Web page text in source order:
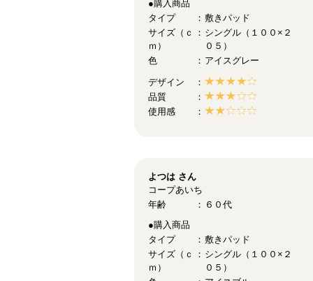
●購入商品
タイプ
敷きパッド
サイズ（ｃ
ｍ）
シングル（１００×２
０５）
色
アイスグレー
デザイン
品質
使用感
よつは さん
コープあいち
年齢
６０代
●購入商品
タイプ
敷きパッド
サイズ（ｃ
ｍ）
シングル（１００×２
０５）